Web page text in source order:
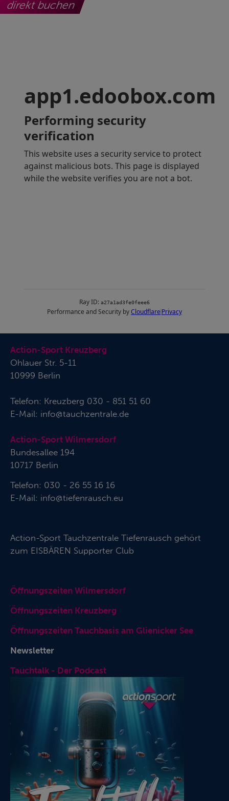
direkt buchen
Action-Sport Kreuzberg
Ohlauer Str. 5-11
10999 Berlin
Telefon: Kreuzberg 030 - 851 51 60
E-Mail: info@tauchzentrale.de
Action-Sport Wilmersdorf
Bundesallee 194
10717 Berlin
Telefon: 030 - 26 55 16 16
E-Mail: info@tiefenrausch.eu
Action-Sport Tauchzentrale Tiefenrausch gehört
zum EISBÄREN Supporter Club
Öffnungszeiten Wilmersdorf
Öffnungszeiten Kreuzberg
Öffnungszeiten Tauchbasis am Glienicker See
Newsletter
Tauchtalk - Der Podcast